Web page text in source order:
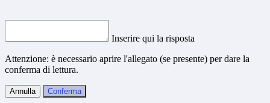
Inserire qui la risposta
Attenzione: è necessario aprire l'allegato (se presente) per dare la
conferma di lettura.
Annulla Conferma